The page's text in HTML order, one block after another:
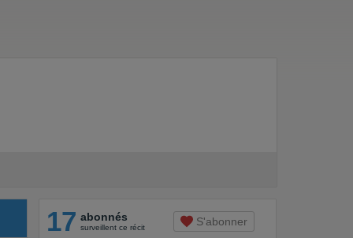
17 abonnés
surveillent ce récit S'abonner